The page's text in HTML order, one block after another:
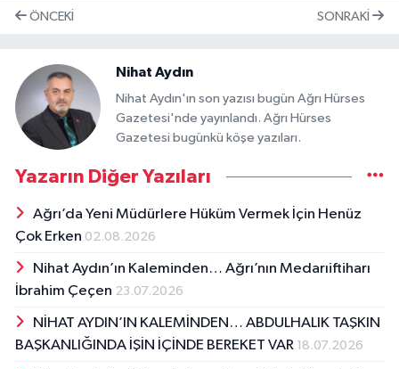
ÖNCEKI SONRAKI
Nihat Aydın
Nihat Aydın'ın son yazısı bugün Ağrı Hürses
Gazetesi'nde yayınlandı. Ağrı Hürses
Gazetesi bugünkü köşe yazıları.
Yazarın Diğer Yazıları
Ağrı’da Yeni Müdürlere Hüküm Vermek İçin Henüz
Çok Erken 02.08.2026
Nihat Aydın’ın Kaleminden… Ağrı’nın Medarıiftiharı
İbrahim Çeçen 23.07.2026
NİHAT AYDIN’IN KALEMİNDEN… ABDULHALIK TAŞKIN
BAŞKANLIĞINDA İŞİN İÇİNDE BEREKET VAR 18.07.2026